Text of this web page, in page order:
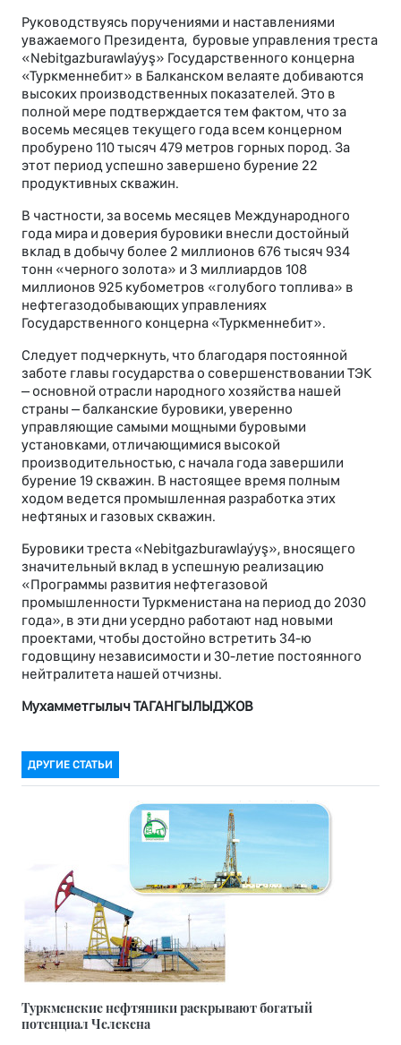
Руководствуясь поручениями и наставлениями
уважаемого Президента, буровые управления треста
«Nebitgazburawlaýyş» Государственного концерна
«Туркменнебит» в Балканском велаяте добиваются
высоких производственных показателей. Это в
полной мере подтверждается тем фактом, что за
восемь месяцев текущего года всем концерном
пробурено 110 тысяч 479 метров горных пород. За
этот период успешно завершено бурение 22
продуктивных скважин.
В частности, за восемь месяцев Международного
года мира и доверия буровики внесли достойный
вклад в добычу более 2 миллионов 676 тысяч 934
тонн «черного золота» и 3 миллиардов 108
миллионов 925 кубометров «голубого топлива» в
нефтегазодобывающих управлениях
Государственного концерна «Туркменнебит».
Следует подчеркнуть, что благодаря постоянной
заботе главы государства о совершенствовании ТЭК
– основной отрасли народного хозяйства нашей
страны – балканские буровики, уверенно
управляющие самыми мощными буровыми
установками, отличающимися высокой
производительностью, с начала года завершили
бурение 19 скважин. В настоящее время полным
ходом ведется промышленная разработка этих
нефтяных и газовых скважин.
Буровики треста «Nebitgazburawlaýyş», вносящего
значительный вклад в успешную реализацию
«Программы развития нефтегазовой
промышленности Туркменистана на период до 2030
года», в эти дни усердно работают над новыми
проектами, чтобы достойно встретить 34-ю
годовщину независимости и 30-летие постоянного
нейтралитета нашей отчизны.
Мухамметгылыч ТАГАНГЫЛЫДЖОВ
ДРУГИЕ СТАТЬИ
Туркменские нефтяники раскрывают богатый
потенциал Челекена